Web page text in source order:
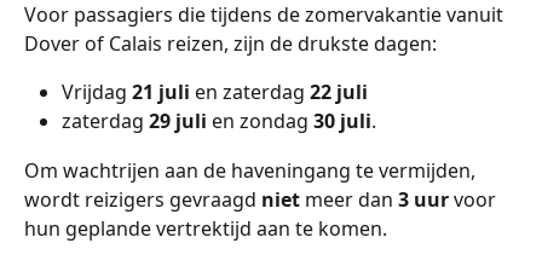
Voor passagiers die tijdens de zomervakantie vanuit
Dover of Calais reizen, zijn de drukste dagen:
Vrijdag 21 juli en zaterdag 22 juli
zaterdag 29 juli en zondag 30 juli.
Om wachtrijen aan de haveningang te vermijden,
wordt reizigers gevraagd niet meer dan 3 uur voor
hun geplande vertrektijd aan te komen.